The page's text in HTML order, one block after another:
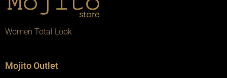
Women Total Look
Mojito Outlet